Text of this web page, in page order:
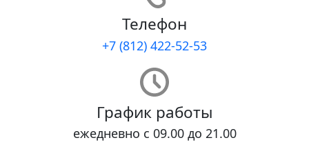
Телефон
+7 (812) 422-52-53
График работы
ежедневно с 09.00 до 21.00